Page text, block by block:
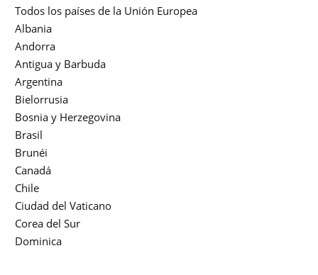
Todos los países de la Unión Europea
Albania
Andorra
Antigua y Barbuda
Argentina
Bielorrusia
Bosnia y Herzegovina
Brasil
Brunéi
Canadá
Chile
Ciudad del Vaticano
Corea del Sur
Dominica